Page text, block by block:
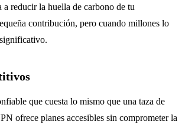
a reducir la huella de carbono de tu
contribución, pero cuando millones lo
que cuesta lo mismo que una taza de
ofrece planes accesibles sin comprometer la